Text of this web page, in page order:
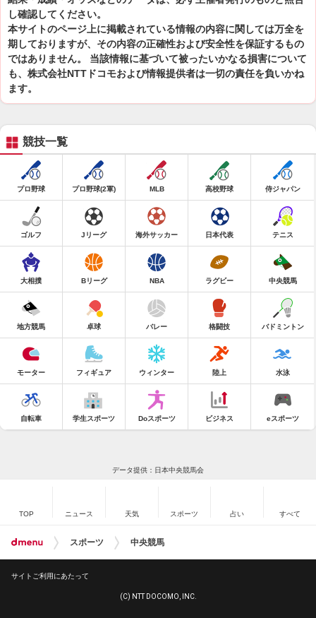
し確認してください。
本サイトのページ上に掲載されている情報の内容に関しては万全を
期しておりますが、その内容の正確性および安全性を保証するもの
ではありません。 当該情報に基づいて被ったいかなる損害について
も、株式会社NTTドコモおよび情報提供者は一切の責任を負いかね
ます。
競技一覧
プロ野球 プロ野球(2軍) MLB 高校野球 侍ジャパン
ゴルフ Jリーグ 海外サッカー 日本代表 テニス
大相撲 Bリーグ NBA ラグビー 中央競馬
地方競馬 卓球 バレー 格闘技 バドミントン
モーター フィギュア ウィンター 陸上 水泳
自転車 学生スポーツ Doスポーツ ビジネス eスポーツ
データ提供：日本中央競馬会
TOP ニュース 天気 スポーツ 占い すべて
スポーツ 中央競馬
サイトご利用にあたって
(C) NTT DOCOMO, INC.